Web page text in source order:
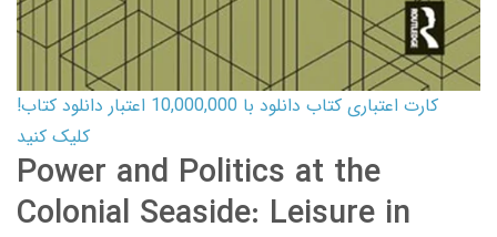
کارت اعتباری کتاب دانلود با 10,000,000 اعتبار دانلود کتاب!
کلیک کنید
Power and Politics at the
Colonial Seaside: Leisure in